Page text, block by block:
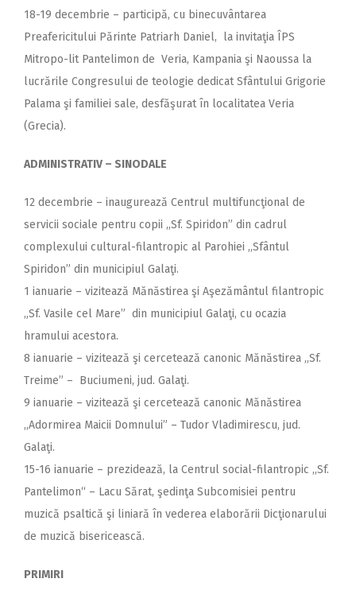
18-19 decembrie – participă, cu binecuvântarea
Preafericitului Părinte Patriarh Daniel, la invitaţia ÎPS
Mitropo-lit Pantelimon de Veria, Kampania şi Naoussa la
lucrările Congresului de teologie dedicat Sfântului Grigorie
Palama şi familiei sale, desfăşurat în localitatea Veria
(Grecia).
ADMINISTRATIV – SINODALE
12 decembrie – inaugurează Centrul multifuncţional de
servicii sociale pentru copii ,,Sf. Spiridon” din cadrul
complexului cultural-filantropic al Parohiei ,,Sfântul
Spiridon” din municipiul Galaţi.
1 ianuarie – vizitează Mănăstirea şi Aşezământul filantropic
„Sf. Vasile cel Mare” din municipiul Galaţi, cu ocazia
hramului acestora.
8 ianuarie – vizitează şi cercetează canonic Mănăstirea ,,Sf.
Treime” – Buciumeni, jud. Galaţi.
9 ianuarie – vizitează şi cercetează canonic Mănăstirea
,,Adormirea Maicii Domnului” – Tudor Vladimirescu, jud.
Galaţi.
15-16 ianuarie – prezidează, la Centrul social-filantropic ,,Sf.
Pantelimon“ – Lacu Sărat, şedinţa Subcomisiei pentru
muzică psaltică şi liniară în vederea elaborării Dicţionarului
de muzică bisericească.
PRIMIRI